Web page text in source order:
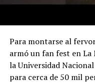
Para montarse al
armó un fan fest en
la Universidad
para cerca de 50 mil